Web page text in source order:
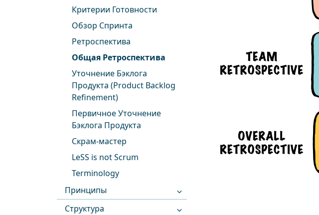
Критерии Готовности
Обзор Спринта
Ретроспектива
Общая Ретроспектива
Уточнение Бэклога
Продукта (Product Backlog
Refinement)
Первичное Уточнение
Бэклога Продукта
Скрам-мастер
LeSS is not Scrum
Terminology
Принципы
Структура